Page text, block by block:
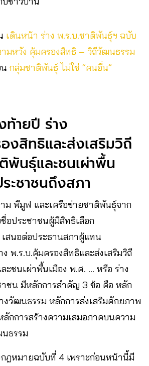
เดินหน้า ร่าง พ.ร.บ.ชาติพันธุ์ฯ ฉบับ
มหวัง คุ้มครองสิทธิ – วิถีวัฒนธรรม
กลุ่มชาติพันธุ์ ไม่ใช่ “คนอื่น”
ท้ายปี ร่าง
งสิทธิและส่งเสริมวิถี
พันธุ์และชนเผ่าพื้น
ะชาชนถึงสภา
ม พีมูฟ และเครือข่ายชาติพันธุ์จาก
อประชาชนผู้มีสิทธิเลือก
เสนอต่อประธานสภาผู้แทน
พ.ร.บ.คุ้มครองสิทธิและส่งเสริมวิถี
ะชนเผ่าพื้นเมือง พ.ศ. … หรือ ร่าง
ชน มีหลักการสำคัญ 3 ข้อ คือ หลัก
งวัฒนธรรม หลักการส่งเสริมศักยภาพ
กการสร้างความเสมอภาคบนความ
ธรรม
ฎหมายฉบับที่ 4 เพราะก่อนหน้านี้มี